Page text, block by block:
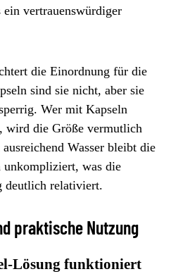
ein vertrauenswürdiger
die Einordnung für die
sind sie nicht, aber sie
Wer mit Kapseln
wird die Größe vermutlich
Wasser bleibt die
unkompliziert, was die
deutlich relativiert.
praktische Nutzung
Lösung funktioniert